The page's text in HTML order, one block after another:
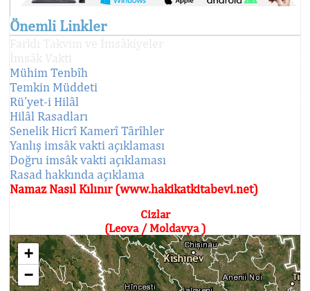
Önemli Linkler
İmsâk Vakti
Mühim Tenbîh
Temkin Müddeti
Rü'yet-i Hilâl
Hilâl Rasadları
Senelik Hicrî Kamerî Târîhler
Yanlış imsâk vakti açıklaması
Doğru imsâk vakti açıklaması
Rasad hakkında açıklama
Namaz Nasıl Kılınır (www.hakikatkitabevi.net)
Cizlar
(Leova / Moldavya )
+
−